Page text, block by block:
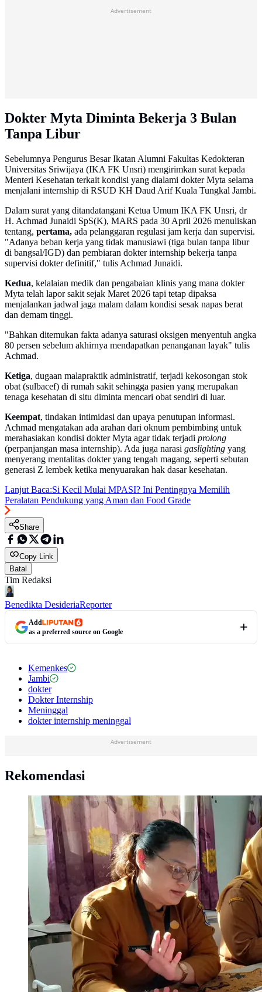
Advertisement
Dokter Myta Diminta Bekerja 3 Bulan
Tanpa Libur
Sebelumnya Pengurus Besar Ikatan Alumni Fakultas Kedokteran
Universitas Sriwijaya (IKA FK Unsri) mengirimkan surat kepada
Menteri Kesehatan terkait kondisi yang dialami dokter Myta selama
menjalani internship di RSUD KH Daud Arif Kuala Tungkal Jambi.
Dalam surat yang ditandatangani Ketua Umum IKA FK Unsri, dr
H. Achmad Junaidi SpS(K), MARS pada 30 April 2026 menuliskan
tentang, pertama, ada pelanggaran regulasi jam kerja dan supervisi.
"Adanya beban kerja yang tidak manusiawi (tiga bulan tanpa libur
di bangsal/IGD) dan pembiaran dokter internship bekerja tanpa
supervisi dokter definitif," tulis Achmad Junaidi.
Kedua, kelalaian medik dan pengabaian klinis yang mana dokter
Myta telah lapor sakit sejak Maret 2026 tapi tetap dipaksa
menjalankan jadwal jaga malam dalam kondisi sesak napas berat
dan demam tinggi.
"Bahkan ditemukan fakta adanya saturasi oksigen menyentuh angka
80 persen sebelum akhirnya mendapatkan penanganan layak" tulis
Achmad.
Ketiga, dugaan malapraktik administratif, terjadi kekosongan stok
obat (sulbacef) di rumah sakit sehingga pasien yang merupakan
tenaga kesehatan di situ diminta mencari obat sendiri di luar.
Keempat, tindakan intimidasi dan upaya penutupan informasi.
Achmad mengatakan ada arahan dari oknum pembimbing untuk
merahasiakan kondisi dokter Myta agar tidak terjadi prolong
(perpanjangan masa internship). Ada juga narasi gaslighting yang
menyerang mentalitas dokter yang tengah magang, seperti sebutan
generasi Z lembek ketika menyuarakan hak dasar kesehatan.
Lanjut Baca:Si Kecil Mulai MPASI? Ini Pentingnya Memilih
Peralatan Pendukung yang Aman dan Food Grade
Share
Copy Link
Batal
Tim Redaksi
Benedikta DesideriaReporter
Add
as a preferred source on Google
Kemenkes
Jambi
dokter
Dokter Internship
Meninggal
dokter internship meninggal
Advertisement
Rekomendasi